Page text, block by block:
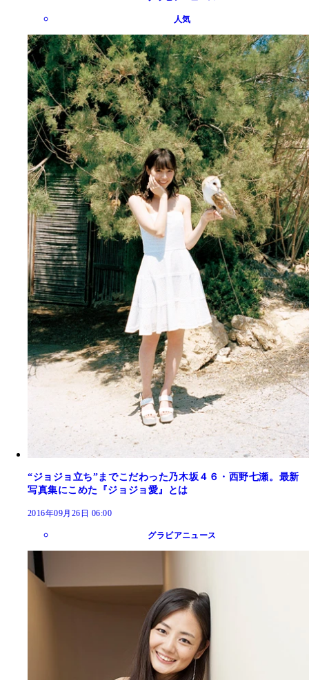
人気
“ジョジョ立ち”までこだわった乃木坂４６・西野七瀬。最新
写真集にこめた『ジョジョ愛』とは
2016年09月26日 06:00
グラビアニュース